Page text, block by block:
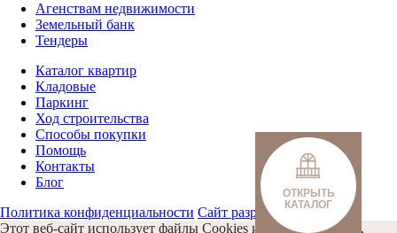
ОТКРЫТЬ
КАТАЛОГ
Агенствам недвижимости
Земельный банк
Тендеры
Каталог квартир
Кладовые
Паркинг
Ход строительства
Способы покупки
Помощь
Контакты
Блог
Политика конфиденциальности Сайт разработан Omega IT
Этот веб-сайт использует файлы Cookies и другие решения,